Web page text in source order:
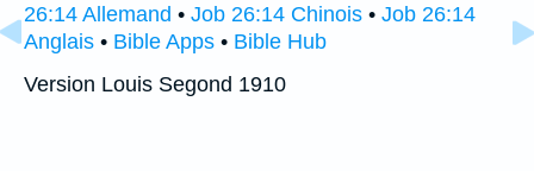
26:14 Allemand • Job 26:14 Chinois • Job 26:14
Anglais • Bible Apps • Bible Hub
Version Louis Segond 1910